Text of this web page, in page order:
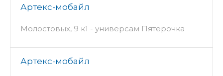
Артекс-мобайл
Молостовых, 9 к1 - универсам Пятерочка
Артекс-мобайл